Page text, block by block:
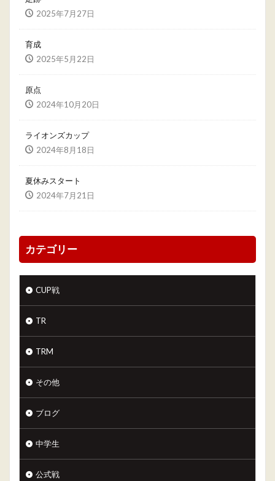
2025年7月27日
育成
2025年5月22日
原点
2024年10月20日
ライオンズカップ
2024年8月18日
夏休みスタート
2024年7月21日
カテゴリー
CUP戦
TR
TRM
その他
ブログ
中学生
公式戦